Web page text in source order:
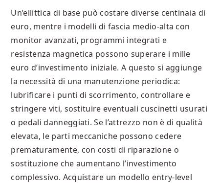
Un’ellittica di base può costare diverse centinaia di
euro, mentre i modelli di fascia medio‐alta con
monitor avanzati, programmi integrati e
resistenza magnetica possono superare i mille
euro d’investimento iniziale. A questo si aggiunge
la necessità di una manutenzione periodica:
lubrificare i punti di scorrimento, controllare e
stringere viti, sostituire eventuali cuscinetti usurati
o pedali danneggiati. Se l’attrezzo non è di qualità
elevata, le parti meccaniche possono cedere
prematuramente, con costi di riparazione o
sostituzione che aumentano l’investimento
complessivo. Acquistare un modello entry-level